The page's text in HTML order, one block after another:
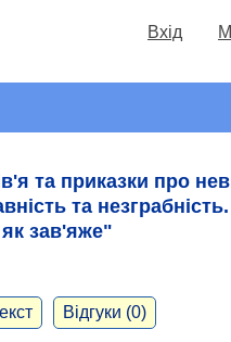
Вхід
та приказки про
та
зав'яже"
Відгуки (0)